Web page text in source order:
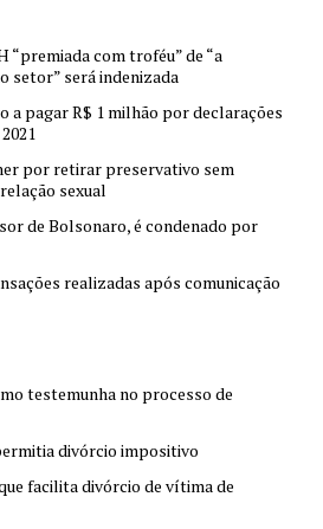
“premiada com troféu” de “a
setor” será indenizada
a pagar R$ 1 milhão por declarações
por retirar preservativo sem
sexual
de Bolsonaro, é condenado por
realizadas após comunicação
testemunha no processo de
divórcio impositivo
facilita divórcio de vítima de